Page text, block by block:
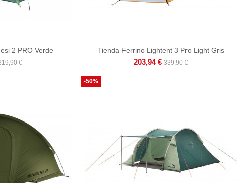
2 PRO Verde
€
Tienda Ferrino Lightent 3 Pro Light Gris
203,94 € 339,90 €
-50%